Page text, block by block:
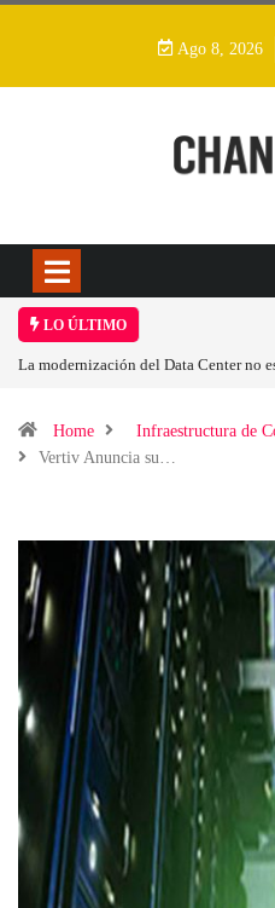
Ago 8, 2026
LO ÚLTIMO
del Data Center no es un
Home
Infraestructura de
Vertiv Anuncia su…